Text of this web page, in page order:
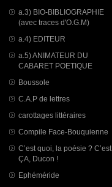
a.3) BIO-BIBLIOGRAPHIE
(avec traces d'O.G.M)
a.4) EDITEUR
a.5) ANIMATEUR DU
CABARET POETIQUE
Boussole
C.A.P de lettres
carottages littéraires
Compile Face-Bouquienne
C’est quoi, la poésie ? C’est
ÇA, Ducon !
Ephéméride